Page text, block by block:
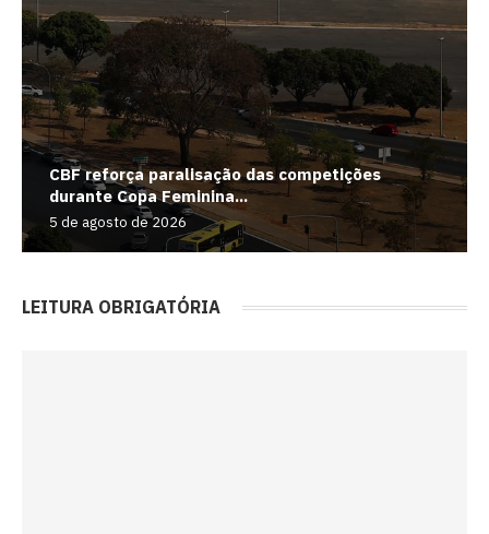
CBF reforça paralisação das competições
durante Copa Feminina...
5 de agosto de 2026
LEITURA OBRIGATÓRIA